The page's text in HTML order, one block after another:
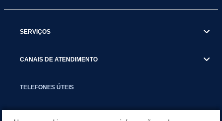
SERVIÇOS
CANAIS DE ATENDIMENTO
TELEFONES ÚTEIS